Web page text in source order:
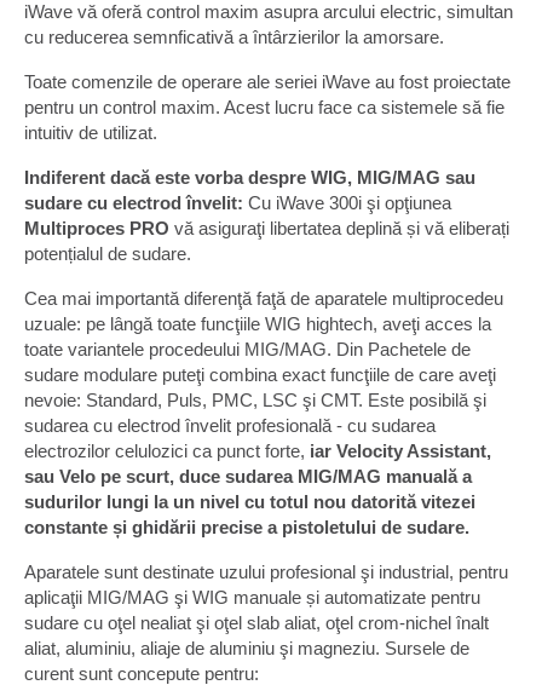
iWave vă oferă control maxim asupra arcului electric, simultan
cu reducerea semnficativă a întârzierilor la amorsare.
Toate comenzile de operare ale seriei iWave au fost proiectate
pentru un control maxim. Acest lucru face ca sistemele să fie
intuitiv de utilizat.
Indiferent dacă este vorba despre WIG, MIG/MAG sau
sudare cu electrod învelit: Cu iWave 300i şi opţiunea
Multiproces PRO vă asiguraţi libertatea deplină și vă eliberați
potențialul de sudare.
Cea mai importantă diferenţă faţă de aparatele multiprocedeu
uzuale: pe lângă toate funcţiile WIG hightech, aveţi acces la
toate variantele procedeului MIG/MAG. Din Pachetele de
sudare modulare puteţi combina exact funcţiile de care aveţi
nevoie: Standard, Puls, PMC, LSC şi CMT. Este posibilă şi
sudarea cu electrod învelit profesională - cu sudarea
electrozilor celulozici ca punct forte, iar Velocity Assistant,
sau Velo pe scurt, duce sudarea MIG/MAG manuală a
sudurilor lungi la un nivel cu totul nou datorită vitezei
constante și ghidării precise a pistoletului de sudare.
Aparatele sunt destinate uzului profesional şi industrial, pentru
aplicaţii MIG/MAG şi WIG manuale și automatizate pentru
sudare cu oţel nealiat şi oţel slab aliat, oţel crom-nichel înalt
aliat, aluminiu, aliaje de aluminiu şi magneziu. Sursele de
curent sunt concepute pentru: